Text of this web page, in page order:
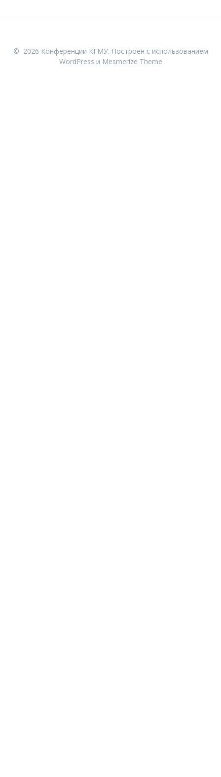
© 2026 Конференции КГМУ. Построен с использованием
WordPress и Mesmerize Theme